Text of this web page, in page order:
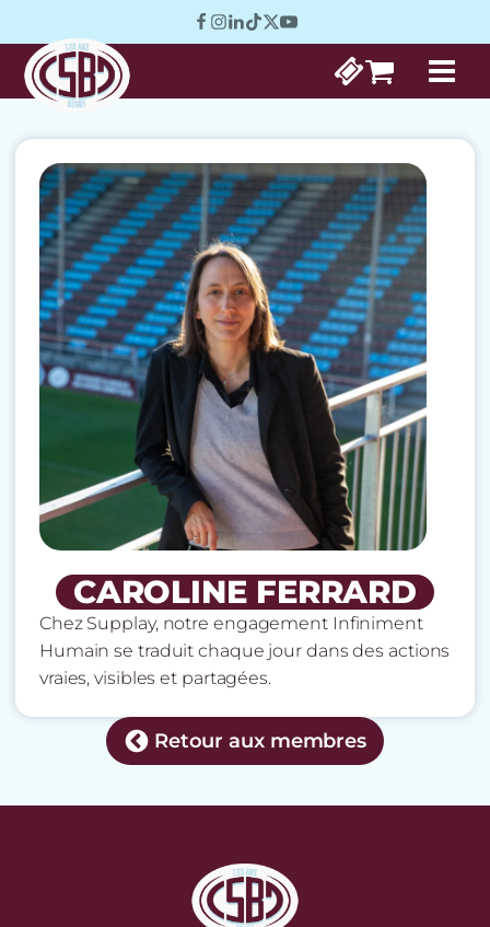
CAROLINE FERRARD
Chez Supplay, notre engagement Infiniment
Humain se traduit chaque jour dans des actions
vraies, visibles et partagées.
Retour aux membres